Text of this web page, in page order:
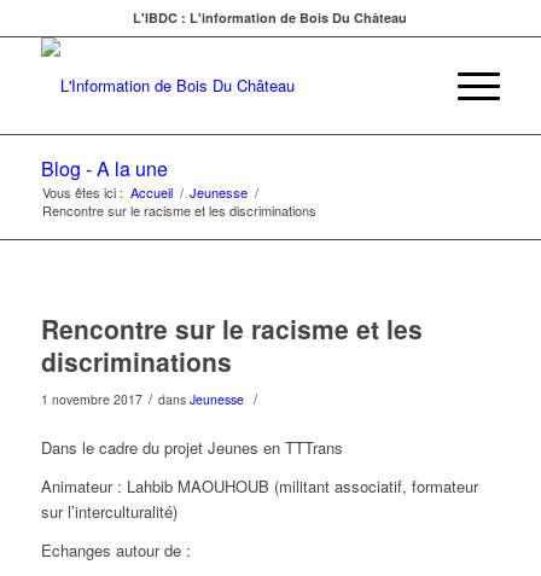
L'IBDC : L'information de Bois Du Château
Blog - A la une
Vous êtes ici : Accueil / Jeunesse /
Rencontre sur le racisme et les discriminations
Rencontre sur le racisme et les
discriminations
1 novembre 2017 / dans Jeunesse /
Dans le cadre du projet Jeunes en TTTrans
Animateur : Lahbib MAOUHOUB (militant associatif, formateur
sur l’interculturalité)
Echanges autour de :